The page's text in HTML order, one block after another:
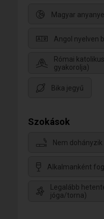
Magyar
Angol nyelven
Római
gyakorolja)
Bika jegyű
Szokások
Nem dohányzik
Alkalmanként
Legalább
jóga/torna)